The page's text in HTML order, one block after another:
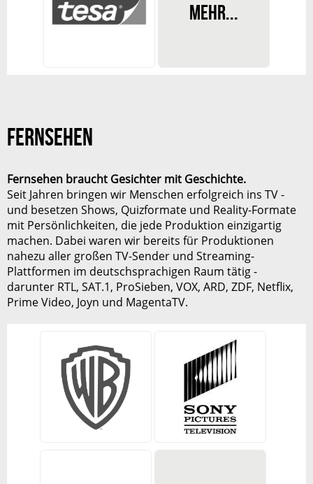
REDAKTIONSLEITUNG
Ursula Emig
REDAKTION
FERNSEHEN
Fernsehen braucht Gesichter mit Geschichte.
Seit Jahren bringen wir Menschen erfolgreich ins TV -
und besetzen Shows, Quizformate und Reality-Formate
mit Persönlichkeiten, die jede Produktion einzigartig
machen. Dabei waren wir bereits für Produktionen
nahezu aller großen TV-Sender und Streaming-
Plattformen im deutschsprachigen Raum tätig -
darunter RTL, SAT.1, ProSieben, VOX, ARD, ZDF, Netflix,
Prime Video, Joyn und MagentaTV.
MEHR...